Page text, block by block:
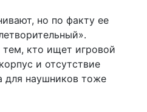
но по факту ее
кто ищет игровой
и отсутствие
для наушников тоже